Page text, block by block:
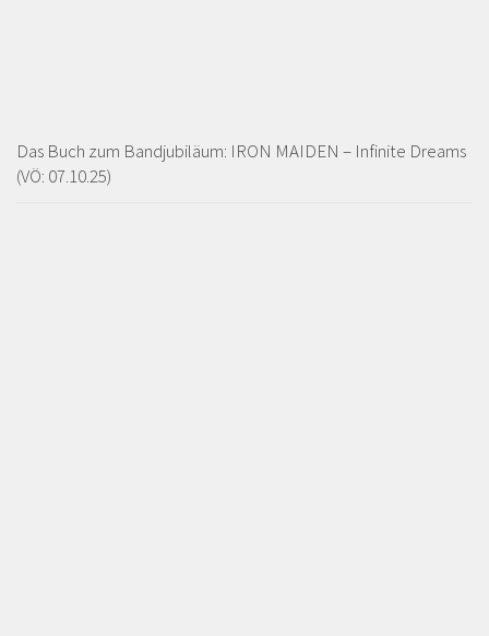
Das Buch zum Bandjubiläum: IRON MAIDEN – Infinite Dreams
(VÖ: 07.10.25)